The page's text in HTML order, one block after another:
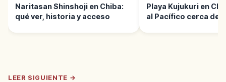
Naritasan Shinshoji en Chiba:
qué ver, historia y acceso
Playa Kujukuri en
al Pacífico cerca de
LEER SIGUIENTE →